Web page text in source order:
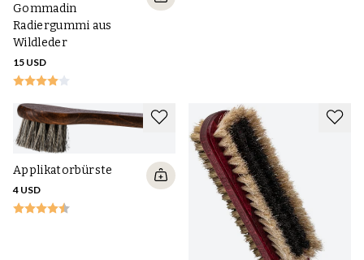
Gommadin
Radiergummi aus
Wildleder
15 USD
Applikatorbürste
4 USD